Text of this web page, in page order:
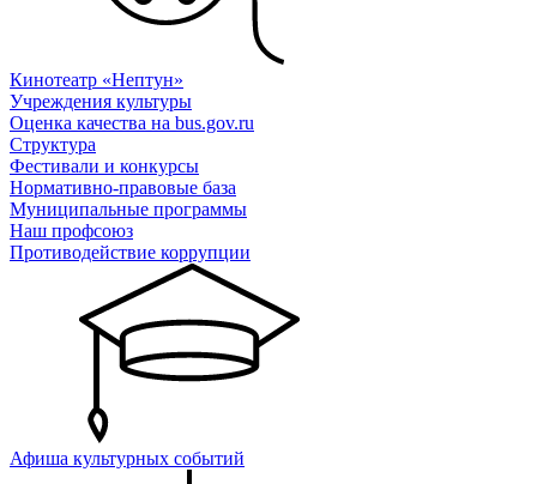
Кинотеатр «Нептун»
Учреждения культуры
Оценка качества на bus.gov.ru
Структура
Фестивали и конкурсы
Нормативно-правовые база
Муниципальные программы
Наш профсоюз
Противодействие коррупции
Афиша культурных событий